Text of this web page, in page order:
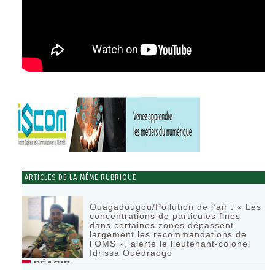
ARTICLES DE LA MÊME RUBRIQUE
Ouagadougou/Pollution de l’air : « Les
concentrations de particules fines
dans certaines zones dépassent
largement les recommandations de
l’OMS », alerte le lieutenant-colonel
Idrissa Ouédraogo
RÉAGIR